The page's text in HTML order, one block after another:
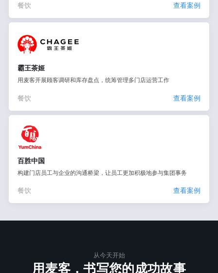
餐饮 查看案例
霸王茶姬
用麦客开展顾客调研和库存盘点，统筹管理多门店运营工作
餐饮 查看案例
百胜中国
构建门店员工与企业的沟通桥梁，让员工更加积极地参与集团事务
餐饮 查看案例
从今天开始
用麦客，书写您的成功故事